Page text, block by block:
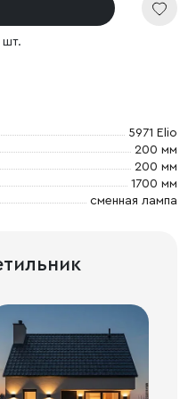
шт.
5971 Elio
200 мм
200 мм
1700 мм
сменная лампа